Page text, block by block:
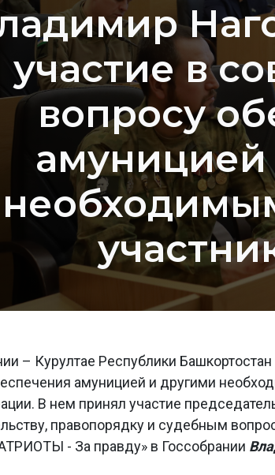
участие в
вопросу
– Курултае Республики
амуницией и другими
В нем принял участие
правопорядку и судебным
- За правду» в Госсобрании